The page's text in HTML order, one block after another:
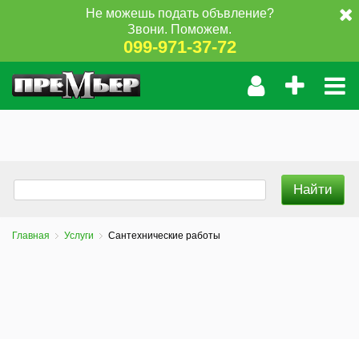
Не можешь подать объвление?
Звони. Поможем.
099-971-37-72
Главная Услуги Сантехнические работы